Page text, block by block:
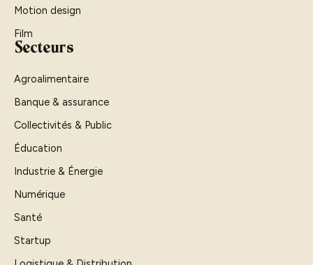
Motion design
Film
Secteurs
Agroalimentaire
Banque & assurance
Collectivités & Public
Éducation
Industrie & Énergie
Numérique
Santé
Startup